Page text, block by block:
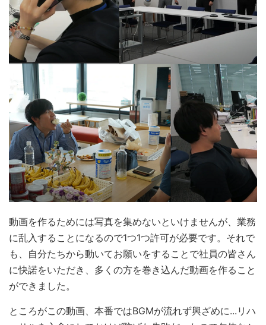
動画を作るためには写真を集めないといけませんが、業務
に乱入することになるので1つ1つ許可が必要です。それで
も、自分たちから動いてお願いをすることで社員の皆さん
に快諾をいただき、多くの方を巻き込んだ動画を作ること
ができました。
ところがこの動画、本番ではBGMが流れず興ざめに...リハ